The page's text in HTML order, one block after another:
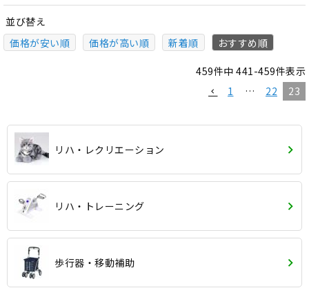
並び替え
価格が安い順
価格が高い順 新着順 おすすめ順
459件中 441 -459件表示
1
… 22 23
リハ・レクリエーション
リハ・トレーニング
歩行器・移動補助